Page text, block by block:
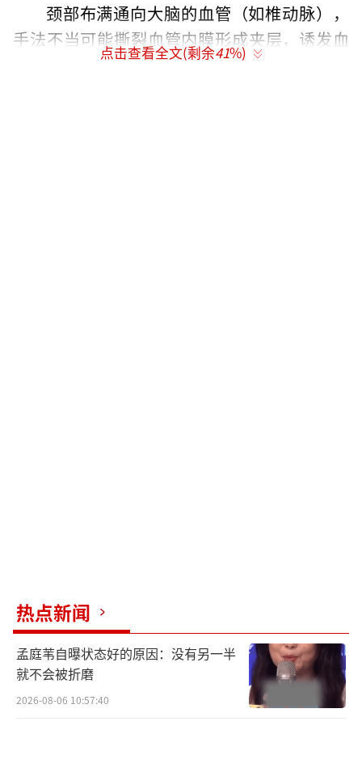
颈部布满通向大脑的血管（如椎动脉），
手法不当可能撕裂血管内膜形成夹层，诱发血
栓堵塞脑血管。宁波医院半月内接诊3名年轻患
点击查看全文(剩余41%)
热点新闻
孟庭苇自曝状态好的原因：没有另一半
就不会被折磨
2026-08-06 10:57:40